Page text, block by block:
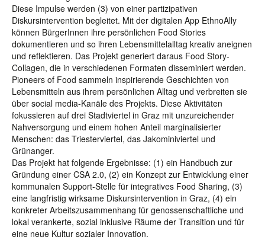
Diese Impulse werden (3) von einer partizipativen
Diskursintervention begleitet. Mit der digitalen App EthnoAlly
können BürgerInnen ihre persönlichen Food Stories
dokumentieren und so ihren Lebensmittelalltag kreativ aneignen
und reflektieren. Das Projekt generiert daraus Food Story-
Collagen, die in verschiedenen Formaten disseminiert werden.
Pioneers of Food sammeln inspirierende Geschichten von
Lebensmitteln aus ihrem persönlichen Alltag und verbreiten sie
über social media-Kanäle des Projekts. Diese Aktivitäten
fokussieren auf drei Stadtviertel in Graz mit unzureichender
Nahversorgung und einem hohen Anteil marginalisierter
Menschen: das Triesterviertel, das Jakominiviertel und
Grünanger.
Das Projekt hat folgende Ergebnisse: (1) ein Handbuch zur
Gründung einer CSA 2.0, (2) ein Konzept zur Entwicklung einer
kommunalen Support-Stelle für integratives Food Sharing, (3)
eine langfristig wirksame Diskursintervention in Graz, (4) ein
konkreter Arbeitszusammenhang für genossenschaftliche und
lokal verankerte, sozial inklusive Räume der Transition und für
eine neue Kultur sozialer Innovation.